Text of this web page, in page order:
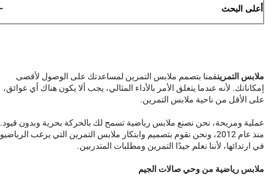
أعلى البحث
ملابس التمرينقمنا بتصمم ملابس التمرين لمساعدتك على الوصول لأقصى
إمكاناتك. لأنه عندما يتعلق الأمر بالأداء المثالي، يجب ألا يكون هناك أي عوائق،
على الأقل من ناحية ملابس التمرين.
عملية ومريحة، نحن نصنع ملابس رياضية تسمح لك بالحركة بحرية وبدون قيود.
منذ عام 2012، ونحن نقوم بتصميم وابتكار ملابس التمرين التي يرغب
في ارتدائها، لأننا نعلم جيدًا التمرين ومطلبات المتدربين.
ملابس رياضية من وحي صالات الجيم